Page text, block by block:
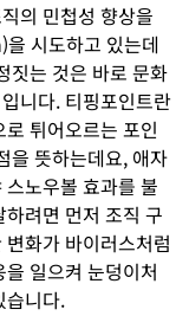
의 민첩성 향상을
시도하고 있는데
짓는 것은 바로 문화
니다. 티핑포인트란
튀어오르는 포인
을 뜻하는데요, 애자
노우볼 효과를 불
려면 먼저 조직 구
화가 바이러스처럼
일으켜 눈덩이처
습니다.